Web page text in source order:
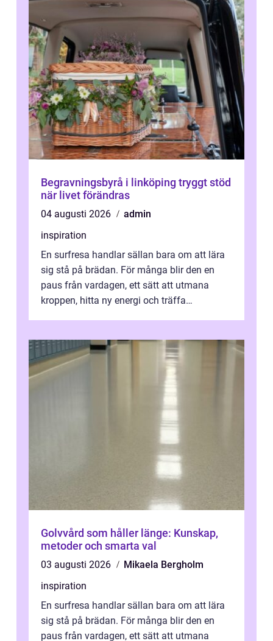
Begravningsbyrå i linköping tryggt stöd
när livet förändras
04 augusti 2026
admin
inspiration
En surfresa handlar sällan bara om att lära
sig stå på brädan. För många blir den en
paus från vardagen, ett sätt att utmana
kroppen, hitta ny energi och träffa
Golvvård som håller länge: Kunskap,
metoder och smarta val
03 augusti 2026
Mikaela Bergholm
inspiration
En surfresa handlar sällan bara om att lära
sig stå på brädan. För många blir den en
paus från vardagen, ett sätt att utmana